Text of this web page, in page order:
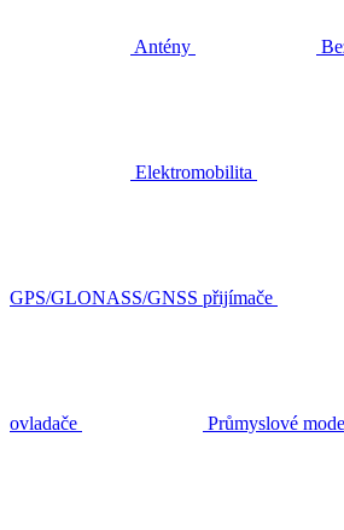
Antény
Elektromobilita
GPS/GLONASS/GNSS přijímače
ovladače Průmyslové